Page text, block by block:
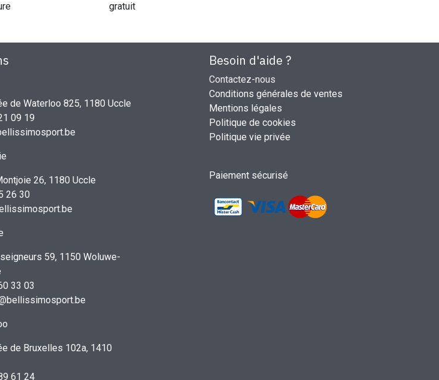
gratuit
Besoin d'aide ?
Contactez-nous
Conditions générales de ventes
Mentions légales
Politique de cookies
Politique vie privée
Paiement sécurisé
de Waterloo 825, 1180 Uccle
09 19
26, 1180 Uccle
26 30
59, 1150 Woluwe-
33 03
de Bruxelles 102a, 1410
61 24